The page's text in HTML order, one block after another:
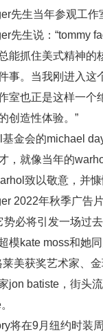
先生当年参观工
先生说：“tommy
能抓住美式精神的
事。当我刚进入这
室也正是这样一
创造性体验。”
金会的michael
，就像当年的
致以敬意，并
2022年秋季广告
势必将引发一场过
模kate moss和她
美获奖艺术家、
jon batiste，街头
将在9月纽约时装